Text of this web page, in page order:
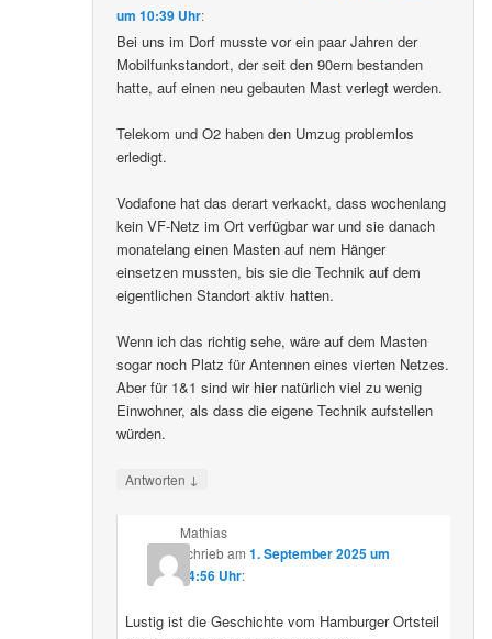
um 10:39 Uhr:
Bei uns im Dorf musste vor ein paar Jahren der
Mobilfunkstandort, der seit den 90ern bestanden
hatte, auf einen neu gebauten Mast verlegt werden.
Telekom und O2 haben den Umzug problemlos
erledigt.
Vodafone hat das derart verkackt, dass wochenlang
kein VF-Netz im Ort verfügbar war und sie danach
monatelang einen Masten auf nem Hänger
einsetzen mussten, bis sie die Technik auf dem
eigentlichen Standort aktiv hatten.
Wenn ich das richtig sehe, wäre auf dem Masten
sogar noch Platz für Antennen eines vierten Netzes.
Aber für 1&1 sind wir hier natürlich viel zu wenig
Einwohner, als dass die eigene Technik aufstellen
würden.
Antworten ↓
Mathias
schriebam 1. September 2025 um
14:56 Uhr:
Lustig ist die Geschichte vom Hamburger Ortsteil